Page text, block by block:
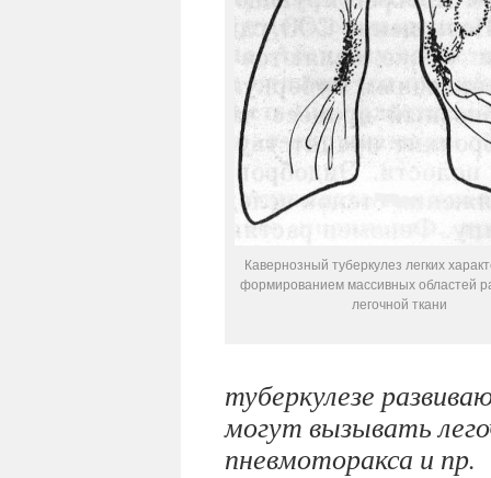
Кавернозный туберкулез легких
формированием массивных областей
легочной ткани
туберкулезе
могут вызывать
пневмоторакса и пр.